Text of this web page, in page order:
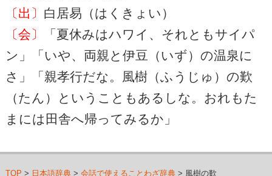
〔出〕 白居易（はくきょい）
〔会〕
「夏休みはハワイ、それともサイパ
ン」「いや、両親と伊豆（いず）の温泉に
さ」「親孝行だな。風樹（ふうじゅ）の歎
（たん）ということもあるしな。おれもた
まには田舎へ帰ってみるか」
TOP > 日本語辞典> 会話で使えることわざ辞典> 風樹の歎